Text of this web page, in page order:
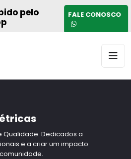
pelo
FALE CONOSCO
Qualidade. Dedicados a
e a criar um impacto